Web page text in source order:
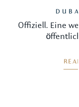
Offiziell. Eine